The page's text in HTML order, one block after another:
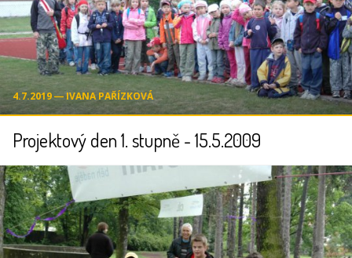
4.7.2019 ― IVANA PAŘÍZKOVÁ
Projektový den 1. stupně - 15.5.2009